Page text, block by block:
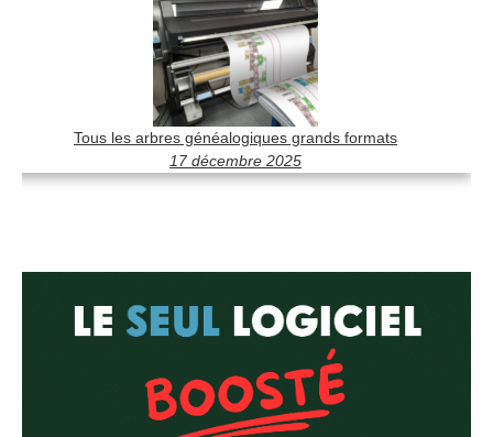
Tous les arbres généalogiques grands formats
17 décembre 2025